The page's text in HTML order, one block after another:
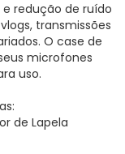
redução de ruído
transmissões
O case de
microfones
uso.
de Lapela